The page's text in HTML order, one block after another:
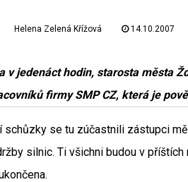
Helena Zelená Křížová 14.10.2007
v jedenáct hodin, starosta města
firmy SMP CZ, která je
schůzky se tu zúčastnili zástupci
silnic. Ti všichni budou v